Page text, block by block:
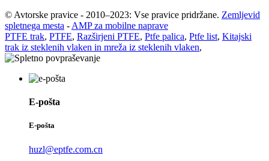
© Avtorske pravice - 2010–2023: Vse pravice pridržane. Zemljevid
spletnega mesta - AMP za mobilne naprave
PTFE trak, PTFE, Razširjeni PTFE, Ptfe palica, Ptfe list, Kitajski
trak iz steklenih vlaken in mreža iz steklenih vlaken,
E-pošta
E-pošta
huzl@eptfe.com.cn